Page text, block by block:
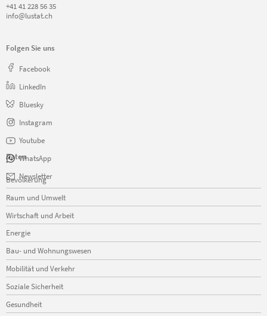
+41 41 228 56 35
info@lustat.ch
Folgen Sie uns
Facebook
LinkedIn
Bluesky
Instagram
Youtube
WhatsApp
Newsletter
Daten
Navigation
überspringen
Bevölkerung
Raum und Umwelt
Wirtschaft und Arbeit
Energie
Bau- und Wohnungswesen
Mobilität und Verkehr
Soziale Sicherheit
Gesundheit